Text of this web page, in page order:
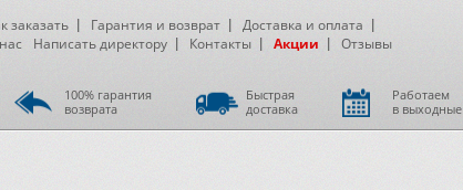
заказать Гарантия и возврат
Доставка и оплата
Написать директору Контакты Акции Отзывы
100% гарантия
возврата
Быстрая
доставка
Работаем
в выходные